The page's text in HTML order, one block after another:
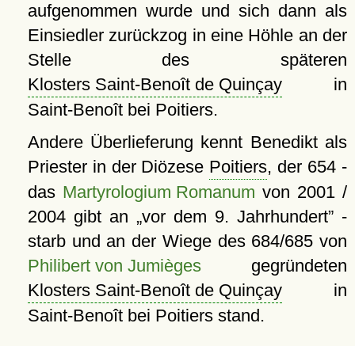
aufgenommen wurde und sich dann als
Einsiedler zurückzog in eine Höhle an der
Stelle des späteren
Klosters Saint-Benoît de Quinçayin
Saint-Benoît bei Poitiers.
Andere Überlieferung kennt Benedikt als
Priester in der Diözese Poitiers, der 654 -
das Martyrologium Romanum von 2001 /
2004 gibt an
vor dem 9. Jahrhundert
-
starb und an der Wiege des 684/685 von
Philibert von Jumiègesgegründeten
Klosters Saint-Benoît de Quinçayin
Saint-Benoît bei Poitiers stand.